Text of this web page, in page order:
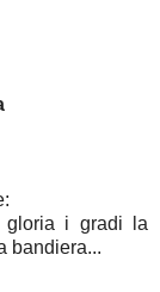
gloria i gradi la
bandiera...